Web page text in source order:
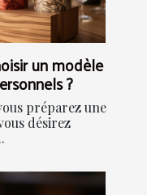
un modèle
?
préparez une
désirez